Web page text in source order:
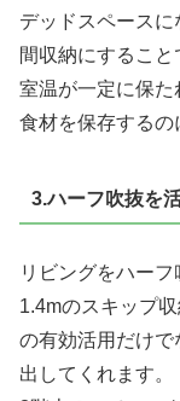
デッドスペースに
間収納にすること
室温が一定に保た
食材を保存するの
3.ハーフ吹抜を
リビングをハー
1.4mのスキップ
の有効活用だけ
出してくれます。